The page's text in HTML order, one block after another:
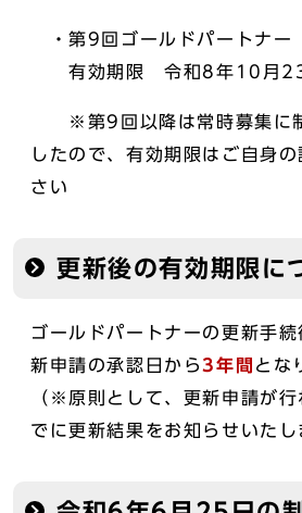
・第9回ゴールドパートナー
有効期限 令和8年10月
※第9回以降は常時募集に制
したので、有効期限はご自身
さい
更新後の有効期限に
ゴールドパートナーの更新手
新申請の承認日から 3年間 とな
（※原則として、更新申請が
でに更新結果をお知らせいたし